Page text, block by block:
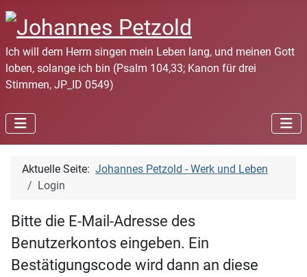
Ich will dem Herrn singen mein Leben lang, und meinen Gott
loben, solange ich bin (Psalm 104,33; Kanon für drei
Stimmen, JP_ID 0549)
Aktuelle Seite: Johannes Petzold - Werk und Leben
Login
Bitte die E-Mail-Adresse des
Benutzerkontos eingeben. Ein
Bestätigungscode wird dann an diese